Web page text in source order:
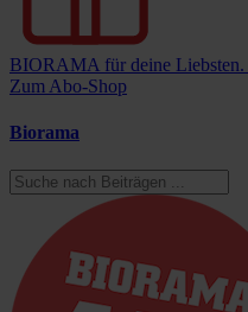
BIORAMA für deine Liebsten.
Zum Abo-Shop
Biorama